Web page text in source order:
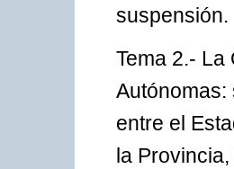
suspensión.
Tema 2.-
entre el
la